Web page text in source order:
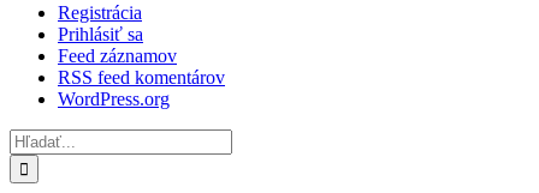
Registrácia
Prihlásiť sa
Feed záznamov
RSS feed komentárov
WordPress.org
Hľadať: